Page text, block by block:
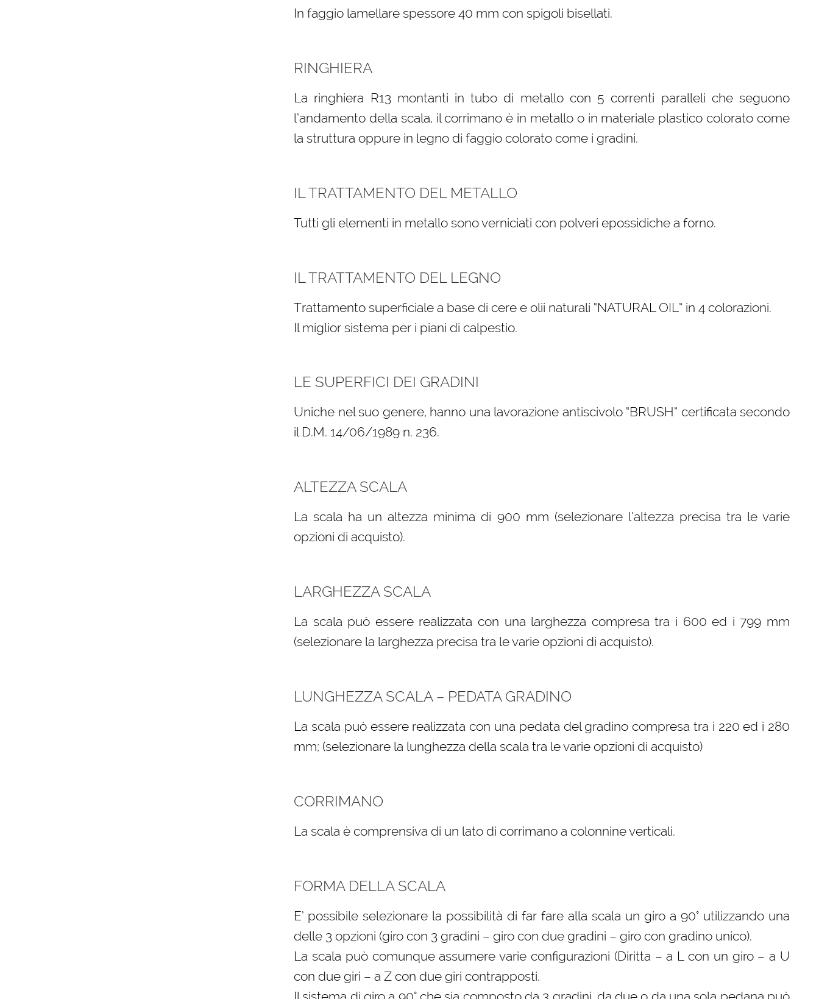
In faggio lamellare spessore 40 mm con spigoli bisellati.
RINGHIERA
La ringhiera R13 montanti in tubo di metallo con 5 correnti paralleli che seguono
l’andamento della scala, il corrimano è in metallo o in materiale plastico colorato come
la struttura oppure in legno di faggio colorato come i gradini.
IL TRATTAMENTO DEL METALLO
Tutti gli elementi in metallo sono verniciati con polveri epossidiche a forno.
IL TRATTAMENTO DEL LEGNO
Trattamento superficiale a base di cere e olii naturali “NATURAL OIL” in 4 colorazioni.
Il miglior sistema per i piani di calpestio.
LE SUPERFICI DEI GRADINI
Uniche nel suo genere, hanno una lavorazione antiscivolo “BRUSH” certificata secondo
il D.M. 14/06/1989 n. 236.
ALTEZZA SCALA
La scala ha un altezza minima di 900 mm (selezionare l’altezza precisa tra le varie
opzioni di acquisto).
LARGHEZZA SCALA
La scala può essere realizzata con una larghezza compresa tra i 600 ed i 799 mm
(selezionare la larghezza precisa tra le varie opzioni di acquisto).
LUNGHEZZA SCALA – PEDATA GRADINO
La scala può essere realizzata con una pedata del gradino compresa tra i 220 ed i 280
mm; (selezionare la lunghezza della scala tra le varie opzioni di acquisto)
CORRIMANO
La scala è comprensiva di un lato di corrimano a colonnine verticali.
FORMA DELLA SCALA
E’ possibile selezionare la possibilità di far fare alla scala un giro a 90° utilizzando una
delle 3 opzioni (giro con 3 gradini – giro con due gradini – giro con gradino unico).
La scala può comunque assumere varie configurazioni (Diritta – a L con un giro – a U
con due giri – a Z con due giri contrapposti.